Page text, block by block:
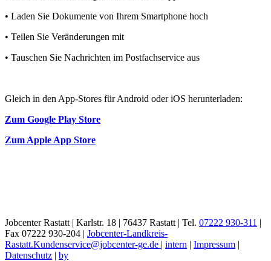
• Laden Sie Dokumente von Ihrem Smartphone hoch
• Teilen Sie Veränderungen mit
• Tauschen Sie Nachrichten im Postfachservice aus
Gleich in den App-Stores für Android oder iOS herunterladen:
Zum Google Play Store
Zum Apple App Store
Jobcenter Rastatt | Karlstr. 18 | 76437 Rastatt | Tel. 07222 930-311 |
Fax 07222 930-204 | Jobcenter-Landkreis-
Rastatt.Kundenservice@jobcenter-ge.de | intern | Impressum |
Datenschutz | by